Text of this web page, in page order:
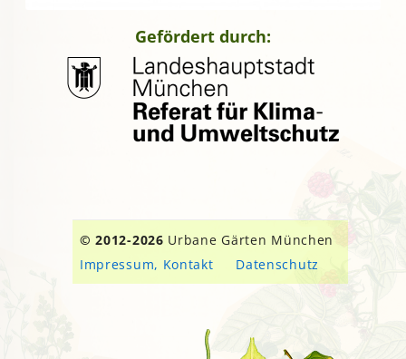
Gefördert durch:
© 2012-2026 Urbane Gärten München
Impressum, Kontakt
Datenschutz